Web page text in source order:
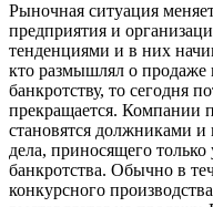
Рыночная ситуация
предприятия и
тенденциями и в них
кто размышлял о продаже
банкротству, то сегодня
прекращается. Компании
становятся должниками
дела, приносящего
банкротства. Обычно в
конкурсного